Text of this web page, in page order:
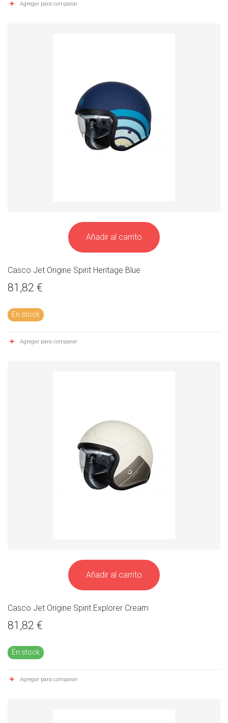
Agregar para comparar
Añadir al carrito
Casco Jet Origine Spirit Heritage Blue
81,82 €
En stock
Agregar para comparar
Añadir al carrito
Casco Jet Origine Spirit Explorer Cream
81,82 €
En stock
Agregar para comparar